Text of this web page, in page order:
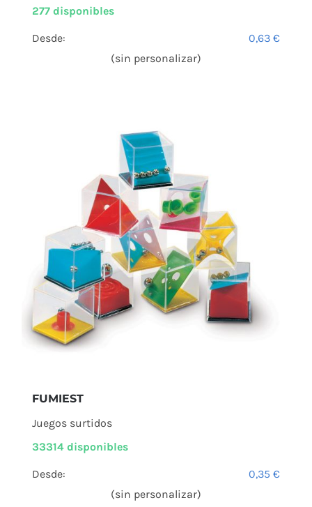
277 disponibles
Desde: 0,63€
(sin personalizar)
FUMIEST
Juegos surtidos
33314 disponibles
Desde: 0,35€
(sin personalizar)